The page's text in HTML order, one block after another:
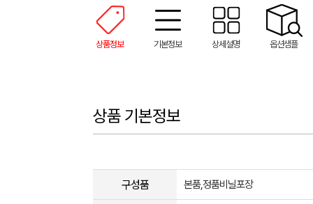
상품정보 기본정보 상세설명 옵션샘플
상품 기본정보
구성품 본품,정품비닐포장